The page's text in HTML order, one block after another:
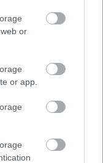
or
or app.
που πήρε